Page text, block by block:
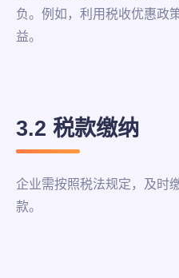
负。例如，利用税收优惠政
益。
3.2 税款缴纳
企业需按照税法规定，及时
款。